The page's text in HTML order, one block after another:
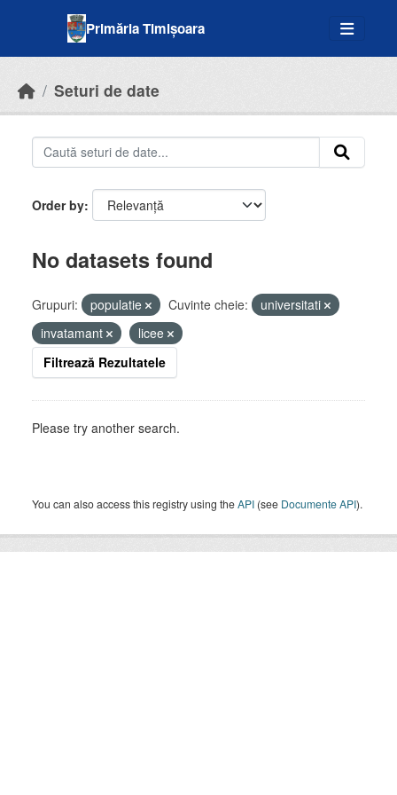
Primăria Timișoara
Seturi de date
Order by
No datasets found
Grupuri: populatie Cuvinte cheie:
universitati
invatamant
licee
Filtrează Rezultatele
Please try another search.
You can also access this registry using theAPI (see Documente API).